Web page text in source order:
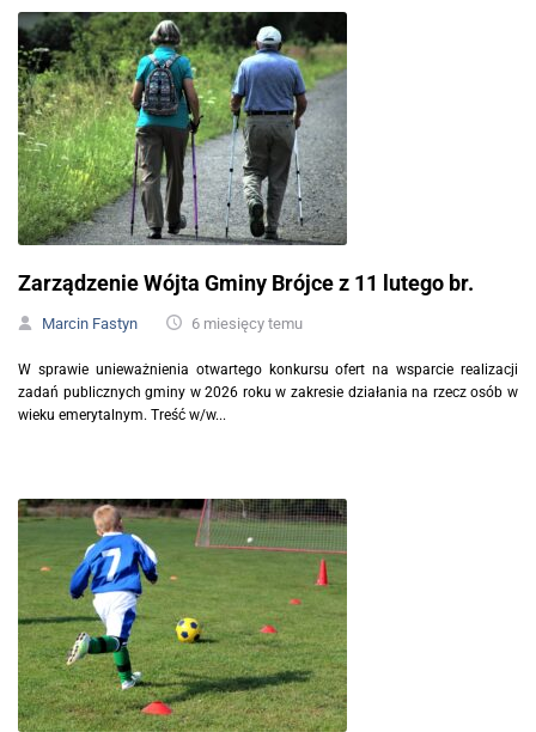
Zarządzenie Wójta Gminy Brójce z 11 lutego br.
Marcin Fastyn 6 miesięcy temu
W sprawie unieważnienia otwartego konkursu ofert na wsparcie realizacji
zadań publicznych gminy w 2026 roku w zakresie działania na rzecz osób w
wieku emerytalnym. Treść w/w...